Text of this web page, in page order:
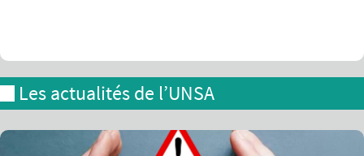
Les actualités de l’UNSA